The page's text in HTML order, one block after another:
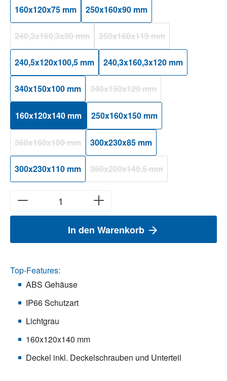
160x120x75 mm 250x160x90 mm
240,3x160,3x90 mm(Diese Option ist zurzeit nicht verfügbar.)
250x160x119 mm(Diese Option ist zurzeit nicht
240,5x120x100,5 mm 240,3x160,3x120 mm
340x150x100 mm 340x150x120 mm(Diese Option ist zurzeit nicht
160x120x140 mm 250x160x150 mm
360x160x100 mm(Diese Option ist zurzeit nicht verfügbar.)
300x230x85 mm
300x230x110 mm 360x200x149,5 mm(Diese Option ist zurzeit nicht
In den Warenkorb
Top-Features:
ABS Gehäuse
IP66 Schutzart
Lichtgrau
160x120x140 mm
Deckel inkl. Deckelschrauben und Unterteil